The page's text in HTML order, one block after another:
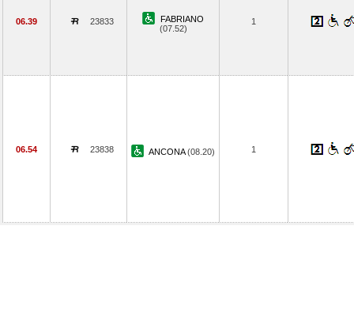
06.39 23833
FABRIANO
(07.52)
1
06.54 23838 ANCONA(08.20) 1